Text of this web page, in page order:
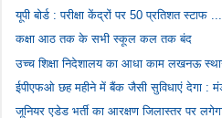
यूपी बोर्ड : परीक्षा केंद्रों पर 50 प्रतिशत स्टाफ ...
कक्षा आठ तक के सभी स्कूल कल तक बंद
उच्च शिक्षा निदेशालय का आधा काम लखनऊ
ईपीएफओ छह महीने में बैंक जैसी सुविधाएं देगा :
जूनियर एडेड भर्ती का आरक्षण जिलास्तर पर